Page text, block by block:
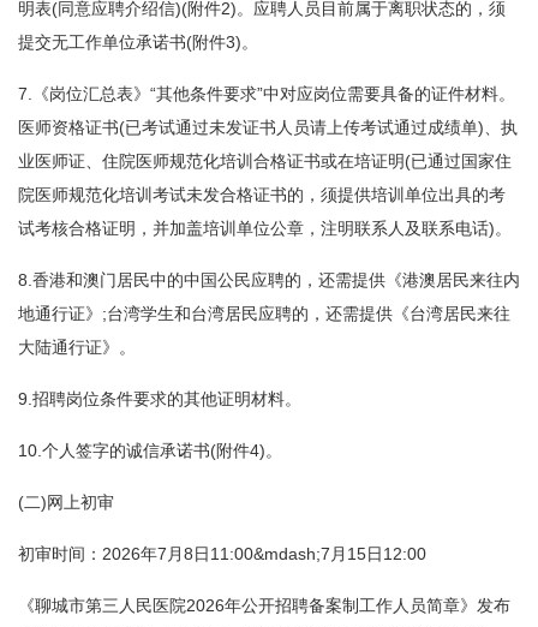
明表(同意应聘介绍信)(附件2)。应聘人员目前属于离职状态的，须
提交无工作单位承诺书(附件3)。
7.《岗位汇总表》“其他条件要求”中对应岗位需要具备的证件材料。
医师资格证书(已考试通过未发证书人员请上传考试通过成绩单)、执
业医师证、住院医师规范化培训合格证书或在培证明(已通过国家住
院医师规范化培训考试未发合格证书的，须提供培训单位出具的考
试考核合格证明，并加盖培训单位公章，注明联系人及联系电话)。
8.香港和澳门居民中的中国公民应聘的，还需提供《港澳居民来往内
地通行证》;台湾学生和台湾居民应聘的，还需提供《台湾居民来往
大陆通行证》。
9.招聘岗位条件要求的其他证明材料。
10.个人签字的诚信承诺书(附件4)。
(二)网上初审
初审时间：2026年7月8日11:00&mdash;7月15日12:00
《聊城市第三人民医院2026年公开招聘备案制工作人员简章》发布